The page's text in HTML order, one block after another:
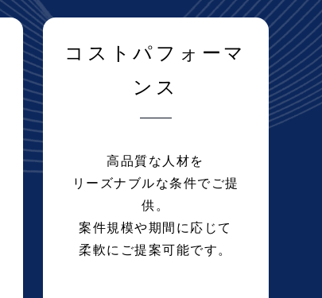
コストパフォーマ
ンス
高品質な人材を
リーズナブルな条件でご提
供。
案件規模や期間に応じて
柔軟にご提案可能です。